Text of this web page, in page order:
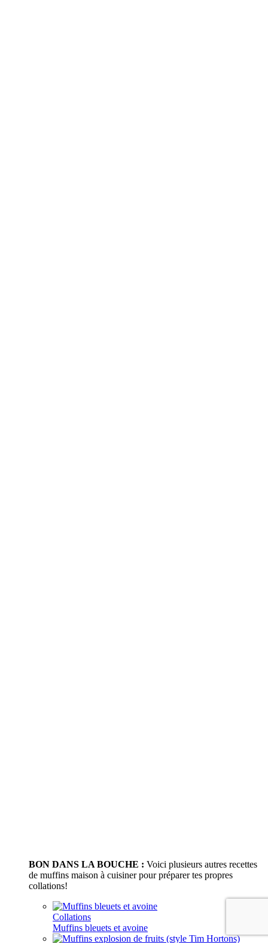
BON DANS LA BOUCHE : Voici plusieurs autres recettes
de muffins maison à cuisiner pour préparer tes propres
collations!
Collations
Muffins bleuets et avoine